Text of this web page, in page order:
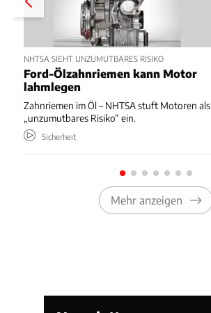
NHTSA SIEHT UNZUMUTBARES RISIKO
Ford-Ölzahnriemen kann Motor
lahmlegen
Zahnriemen im Öl – NHTSA stuft Motoren als
„unzumutbares Risiko“ ein.
Sicherheit
Mehr anzeigen